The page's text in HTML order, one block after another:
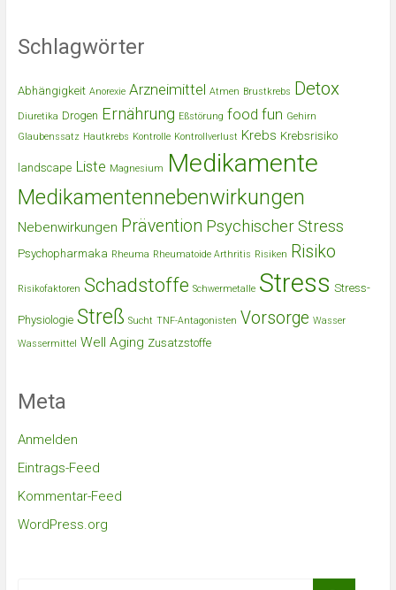
Schlagwörter
Abhängigkeit Anorexie Arzneimittel Atmen Brustkrebs Detox
Diuretika Drogen Ernährung Eßstörung food fun Gehirn
Glaubenssatz Hautkrebs Kontrolle Kontrollverlust Krebs Krebsrisiko
landscape Liste Magnesium Medikamente
Medikamentennebenwirkungen
Nebenwirkungen Prävention Psychischer Stress
Psychopharmaka Rheuma Rheumatoide Arthritis Risiken Risiko
Risikofaktoren Schadstoffe Schwermetalle Stress Stress-
Physiologie Streß Sucht TNF-Antagonisten Vorsorge Wasser
Wassermittel Well Aging Zusatzstoffe
Meta
Anmelden
Eintrags-Feed
Kommentar-Feed
WordPress.org